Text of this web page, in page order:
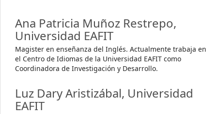
Ana Patricia Muñoz Restrepo,
Universidad EAFIT
Magister en enseñanza del Inglés. Actualmente trabaja en
el Centro de Idiomas de la Universidad EAFIT como
Coordinadora de Investigación y Desarrollo.
Luz Dary Aristizábal, Universidad
EAFIT